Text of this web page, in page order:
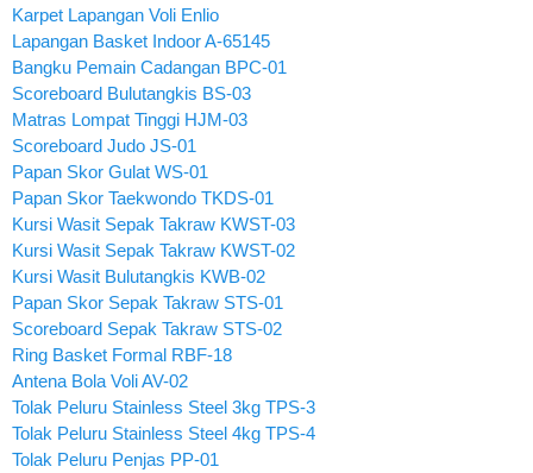
Karpet Lapangan Voli Enlio
Lapangan Basket Indoor A-65145
Bangku Pemain Cadangan BPC-01
Scoreboard Bulutangkis BS-03
Matras Lompat Tinggi HJM-03
Scoreboard Judo JS-01
Papan Skor Gulat WS-01
Papan Skor Taekwondo TKDS-01
Kursi Wasit Sepak Takraw KWST-03
Kursi Wasit Sepak Takraw KWST-02
Kursi Wasit Bulutangkis KWB-02
Papan Skor Sepak Takraw STS-01
Scoreboard Sepak Takraw STS-02
Ring Basket Formal RBF-18
Antena Bola Voli AV-02
Tolak Peluru Stainless Steel 3kg TPS-3
Tolak Peluru Stainless Steel 4kg TPS-4
Tolak Peluru Penjas PP-01